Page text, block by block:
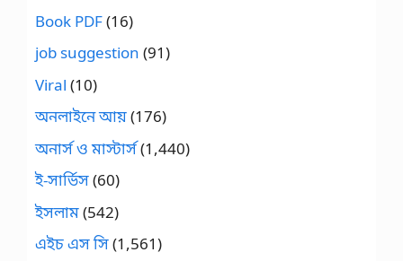
Book PDF(16)
job suggestion (91)
Viral (10)
অনলাইনে আয়(176)
অনার্স ও মাস্টার্স(1,440)
ই-সার্ভিস(60)
ইসলাম(542)
এইচ এস সি(1,561)